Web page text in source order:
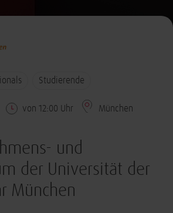
Studierende
von 12:00 Uhr München
und
der Universität der
München